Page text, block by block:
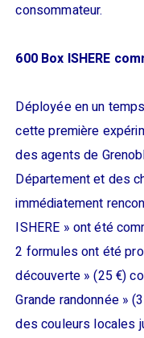
consommateur.
600 Box ISHERE
Déployée en un
cette première
des agents de
Département et des
immédiatement
ISHERE » ont été
2 formules ont été
découverte » (25 €)
Grande randonnée »
des couleurs locales